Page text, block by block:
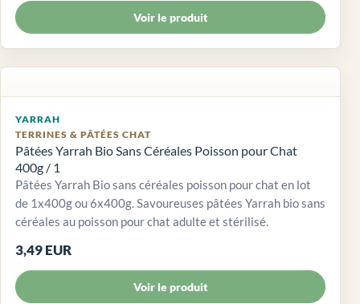
Voir le produit
YARRAH
TERRINES & PÂTÉES CHAT
Pâtées Yarrah Bio Sans Céréales Poisson pour Chat
400g / 1
Pâtées Yarrah Bio sans céréales poisson pour chat en lot
de 1x400g ou 6x400g. Savoureuses pâtées Yarrah bio sans
céréales au poisson pour chat adulte et stérilisé.
3,49 EUR
Voir le produit